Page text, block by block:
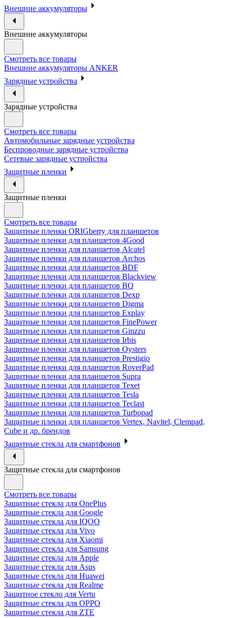
Внешние аккумуляторы
Внешние аккумуляторы
Смотреть все товары
Внешние аккумуляторы ANKER
Зарядные устройства
Зарядные устройства
Смотреть все товары
Автомобильные зарядные устройства
Беспроводные зарядные устройства
Сетевые зарядные устройства
Защитные пленки
Защитные пленки
Смотреть все товары
Защитные пленки ORIGberry для планшетов
Защитные пленки для планшетов 4Good
Защитные пленки для планшетов Alcatel
Защитные пленки для планшетов Archos
Защитные пленки для планшетов BDF
Защитные пленки для планшетов Blackview
Защитные пленки для планшетов BQ
Защитные пленки для планшетов Dexp
Защитные пленки для планшетов Digma
Защитные пленки для планшетов Explay
Защитные пленки для планшетов FinePower
Защитные пленки для планшетов Ginzzu
Защитные пленки для планшетов Irbis
Защитные пленки для планшетов Oysters
Защитные пленки для планшетов Prestigio
Защитные пленки для планшетов RoverPad
Защитные пленки для планшетов Supra
Защитные пленки для планшетов Texet
Защитные пленки для планшетов Tesla
Защитные пленки для планшетов Teclast
Защитные пленки для планшетов Turbopad
Защитные пленки для планшетов Vertex, Navitel, Clempad,
Cube и др. брендов
Защитные стекла для смартфонов
Защитные стекла для смартфонов
Смотреть все товары
Защитные стекла для OnePlus
Защитные стекла для Google
Защитные стекла для IQOO
Защитные стекла для Vivo
Защитные стекла для Xiaomi
Защитные стекла для Samsung
Защитные стекла для Apple
Защитные стекла для Asus
Защитные стекла для Huawei
Защитные стекла для Realme
Защитное стекло для Vertu
Защитные стекла для OPPO
Защитные стекла для ZTE